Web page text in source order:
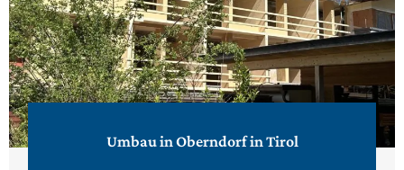
Umbau in Oberndorf in Tirol